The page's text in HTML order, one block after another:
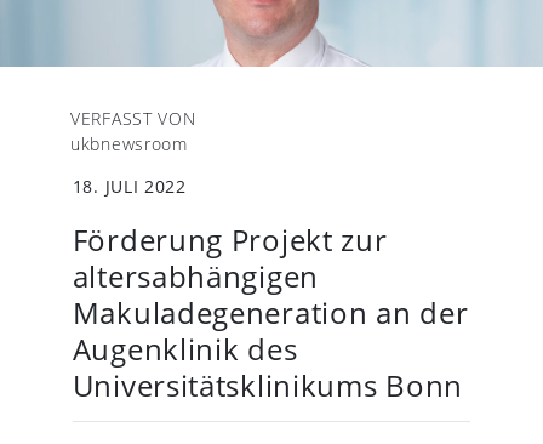
VERFASST VON
ukbnewsroom
18. JULI 2022
Förderung Projekt zur
altersabhängigen
Makuladegeneration an der
Augenklinik des
Universitätsklinikums Bonn